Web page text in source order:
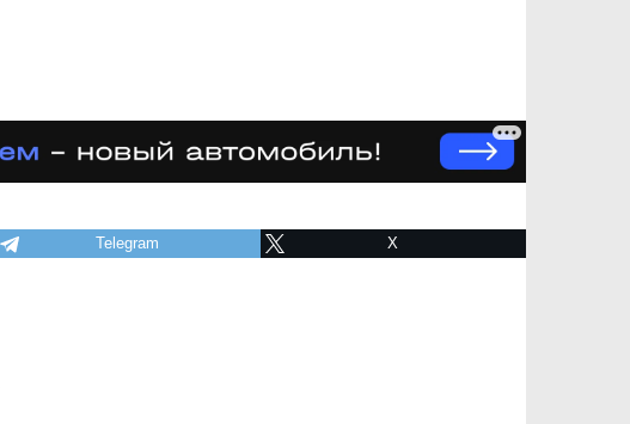
Telegram X